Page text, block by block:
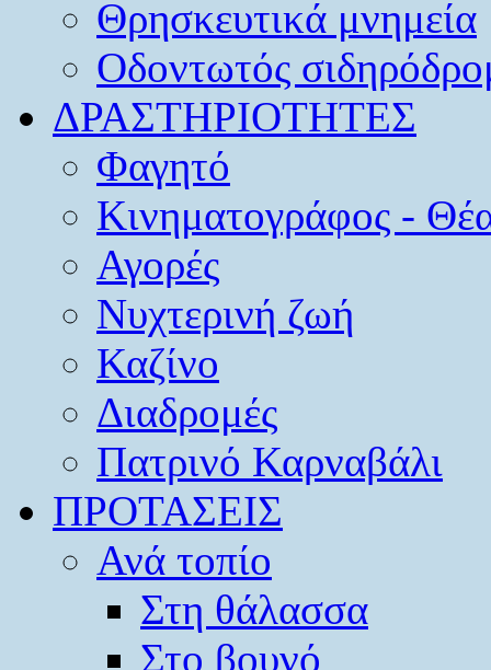
Θρησκευτικά μνημεία
Οδοντωτός
ΔΡΑΣΤΗΡΙΟΤΗΤΕΣ
Φαγητό
Κινηματογράφος -
Αγορές
Νυχτερινή ζωή
Καζίνο
Διαδρομές
Πατρινό Καρναβάλι
ΠΡΟΤΑΣΕΙΣ
Ανά τοπίο
Στη θάλασσα
Στο βουνό